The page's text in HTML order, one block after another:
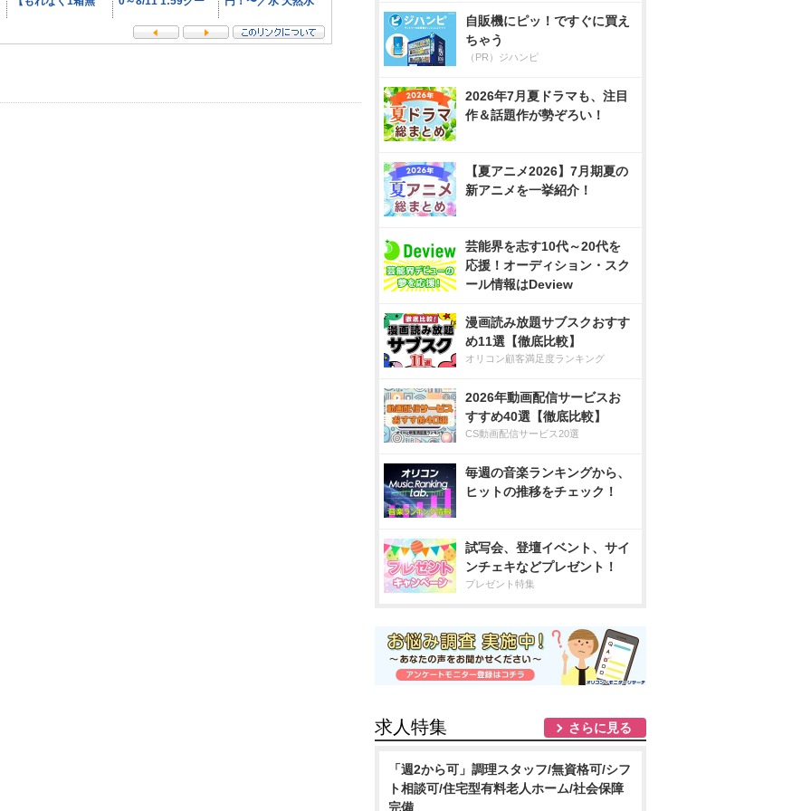
自販機にピッ！ですぐに買え
ちゃう
（PR）ジハンピ
2026年7月夏ドラマも、注目
作＆話題作が勢ぞろい！
【夏アニメ2026】7月期夏の
新アニメを一挙紹介！
芸能界を志す10代～20代を
応援！オーディション・スク
ール情報はDeview
漫画読み放題サブスクおすす
め11選【徹底比較】
オリコン顧客満足度ランキング
2026年動画配信サービスお
すすめ40選【徹底比較】
CS動画配信サービス20選
毎週の音楽ランキングから、
ヒットの推移をチェック！
試写会、登壇イベント、サイ
ンチェキなどプレゼント！
プレゼント特集
求人特集 さらに見る
「週2から可」調理スタッフ/無資格可/シフ
ト相談可/住宅型有料老人ホーム/社会保障
完備